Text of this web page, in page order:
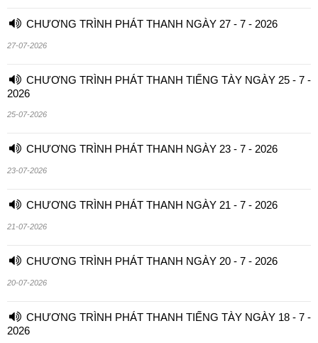
CHƯƠNG TRÌNH PHÁT THANH NGÀY 27 - 7 - 2026
27-07-2026
CHƯƠNG TRÌNH PHÁT THANH TIẾNG TÀY NGÀY 25 - 7 -
2026
25-07-2026
CHƯƠNG TRÌNH PHÁT THANH NGÀY 23 - 7 - 2026
23-07-2026
CHƯƠNG TRÌNH PHÁT THANH NGÀY 21 - 7 - 2026
21-07-2026
CHƯƠNG TRÌNH PHÁT THANH NGÀY 20 - 7 - 2026
20-07-2026
CHƯƠNG TRÌNH PHÁT THANH TIẾNG TÀY NGÀY 18 - 7 -
2026